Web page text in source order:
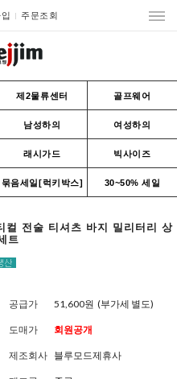
주문조회
제2물류센터 골프웨어
남성하의 여성하의
래시가드 빅사이즈
묶음세일[럭키박스] 30~50% 세일
전술 티셔츠 바지 밀리터리 상
트
공급가 51,600원 (부가세 별도)
도매가 회원공개
제조회사 블루모드제휴사